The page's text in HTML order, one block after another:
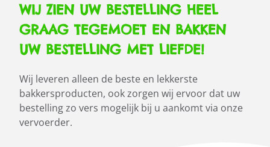
WIJ ZIEN UW BESTELLING HEEL
GRAAG TEGEMOET EN BAKKEN
UW BESTELLING MET LIEFDE!
Wij leveren alleen de beste en lekkerste
bakkersproducten, ook zorgen wij ervoor dat uw
bestelling zo vers mogelijk bij u aankomt via onze
vervoerder.